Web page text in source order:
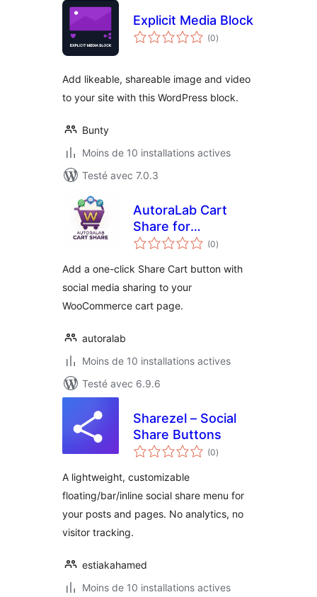
Explicit Media Block
(0notes
en
)
Add likeable, shareable image and video
to your site with this WordPress block.
Bunty
Moins de 10 installations actives
Testé avec 7.0.3
AutoraLab Cart
Share for
WooCommerce
(0notes
en
)
Add a one-click Share Cart button with
social media sharing to your
WooCommerce cart page.
autoralab
Moins de 10 installations actives
Testé avec 6.9.6
Sharezel – Social
Share Buttons
(0notes
en
)
A lightweight, customizable
floating/bar/inline social share menu for
your posts and pages. No analytics, no
visitor tracking.
estiakahamed
Moins de 10 installations actives